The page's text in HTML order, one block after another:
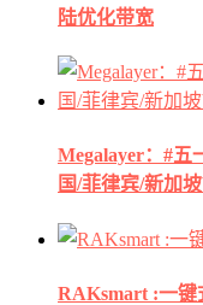
陆优化带宽
Megalayer：#五
国/菲律宾/新加
RAKsmart :一键